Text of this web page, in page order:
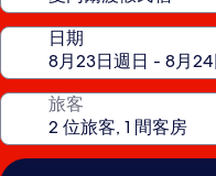
日期
旅客